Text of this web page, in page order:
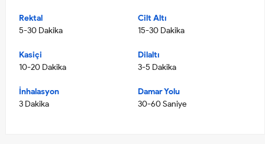
Rektal
5-30 Dakika
Cilt Altı
15-30 Dakika
Kasiçi
10-20 Dakika
Dilaltı
3-5 Dakika
İnhalasyon
3 Dakika
Damar Yolu
30-60 Saniye